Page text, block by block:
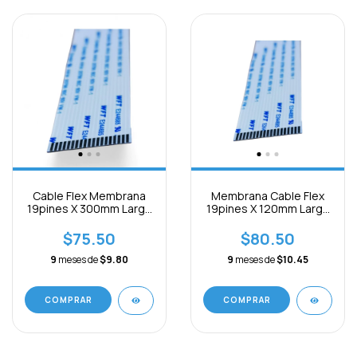
Cable Flex Membrana
19pines X 300mm Largo
$75.50
9 meses de$9.80
Membrana Cable Flex
19pines X 120mm Largo
$80.50
9 meses de$10.45